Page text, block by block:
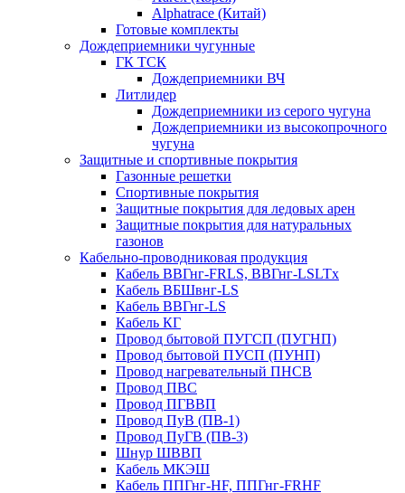
Alphatrace (Китай)
Готовые комплекты
Дождеприемники чугунные
ГК ТСК
Дождеприемники ВЧ
Литлидер
Дождеприемники из серого чугуна
Дождеприемники из высокопрочного
чугуна
Защитные и спортивные покрытия
Газонные решетки
Спортивные покрытия
Защитные покрытия для ледовых арен
Защитные покрытия для натуральных
газонов
Кабельно-проводниковая продукция
Кабель ВВГнг-FRLS, ВВГнг-LSLTx
Кабель ВБШвнг-LS
Кабель ВВГнг-LS
Кабель КГ
Провод бытовой ПУГСП (ПУГНП)
Провод бытовой ПУСП (ПУНП)
Провод нагревательный ПНСВ
Провод ПВС
Провод ПГВВП
Провод ПуВ (ПВ-1)
Провод ПуГВ (ПВ-3)
Шнур ШВВП
Кабель МКЭШ
Кабель ППГнг-HF, ППГнг-FRHF